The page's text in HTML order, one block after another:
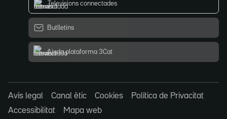
Televisions connectades
Butlletins
Ajuda plataforma 3Cat
Avís legal Canal ètic Cookies
Política de Privacitat
Accessibilitat
Mapa web